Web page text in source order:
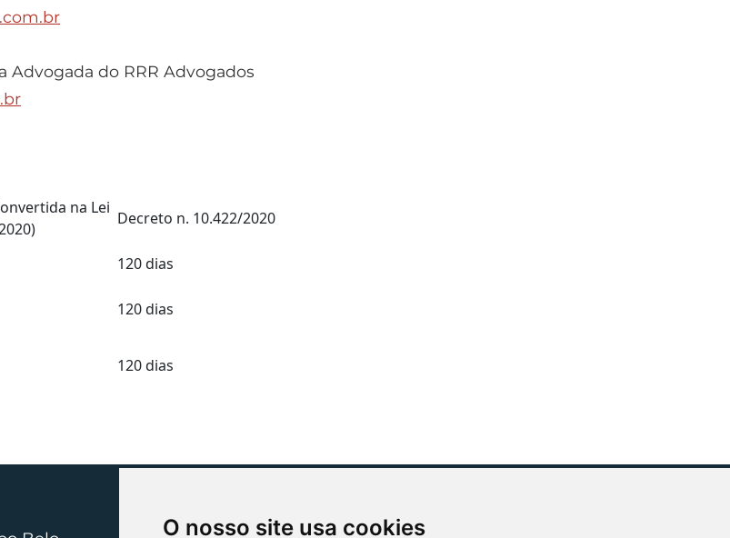
O nosso site usa cookies
Advogada do RRR Advogados
na Lei
Decreto n. 10.422/2020
120 dias
120 dias
120 dias